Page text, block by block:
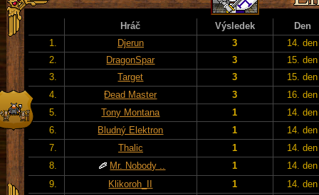
Hráč Výsledek
Den
1.
Djerun 3
14. den
2.
DragonSpar 3
15. den
3.
Target 3
15. den
4.
Đead Master 3
16. den
5.
Tony Montana 1
14. den
6.
Bludný Elektron 1
14. den
7.
Thalic 1
14. den
8.
Mr. Nobody .. 1
14. den
9.
Klikoroh_II 1
14. den